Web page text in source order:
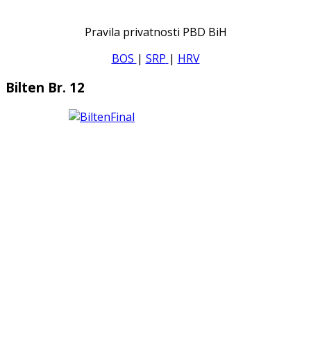
Pravila privatnosti PBD BiH
BOS | SRP | HRV
Bilten Br. 12